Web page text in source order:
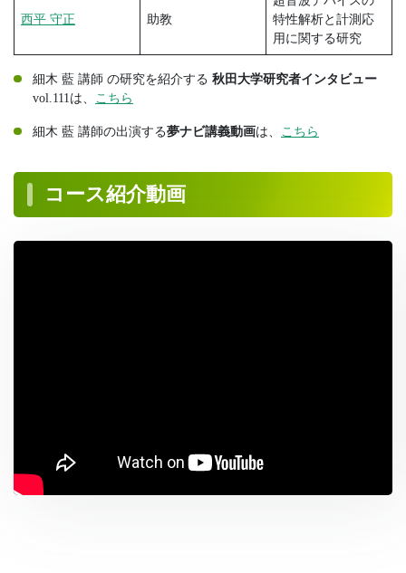
西平 守正 助教
特性解析と計測応
用に関する研究
細木 藍 講師 の研究を紹介する 秋田大学研究者インタビュー
vol.111は、 こちら
細木 藍 講師の出演する夢ナビ講義動画は、 こちら
コース紹介動画